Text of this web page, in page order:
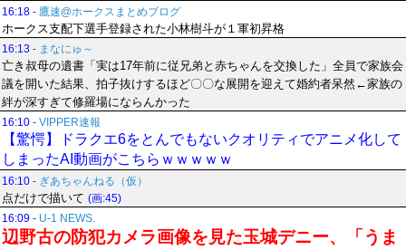
16:18 - 鷹速@ホークスまとめブログ
ホークス支配下選手登録された小林樹斗が１軍初昇格
16:13 - まなにゅ～
亡き叔母の遺書「実は17年前に従兄弟と赤ちゃんを交換した」全員で家族会
議を開いた結果、拍子抜けするほど〇〇な展開を迎えて婚約者呆然←家族の
絆が深すぎて修羅場にならんかった
16:10 - VIPPER速報
【驚愕】ドラクエ6をとんでもないクオリティでアニメ化して
しまったAI動画がこちらｗｗｗｗｗ
16:10 - ぎあちゃんねる（仮）
点だけで描いて (画:45)
16:09 - U-1 NEWS.
辺野古の防犯カメラ画像を見た玉城デニー、「うま